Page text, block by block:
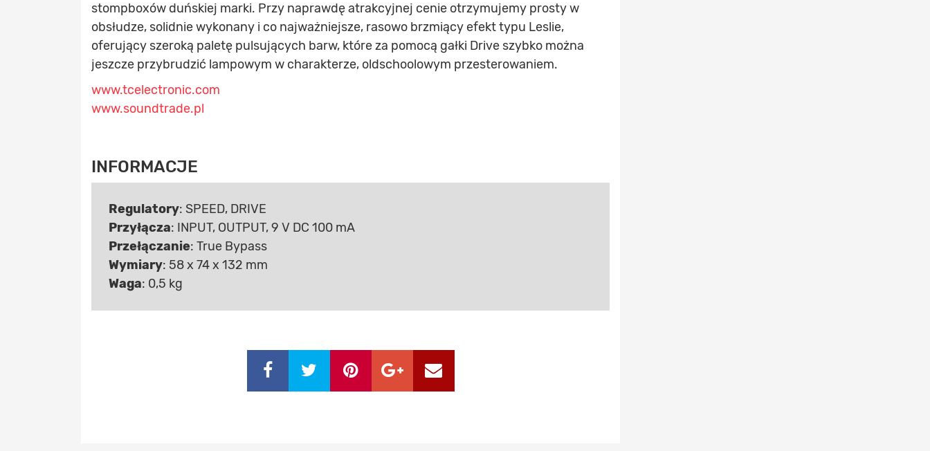
stompboxów duńskiej marki. Przy naprawdę atrakcyjnej cenie otrzymujemy prosty w
obsłudze, solidnie wykonany i co najważniejsze, rasowo brzmiący efekt typu Leslie,
oferujący szeroką paletę pulsujących barw, które za pomocą gałki Drive szybko można
jeszcze przybrudzić lampowym w charakterze, oldschoolowym przesterowaniem.
www.tcelectronic.com
www.soundtrade.pl
INFORMACJE
Regulatory: SPEED, DRIVE
Przyłącza: INPUT, OUTPUT, 9 V DC 100 mA
Przełączanie: True Bypass
Wymiary: 58 x 74 x 132 mm
Waga: 0,5 kg